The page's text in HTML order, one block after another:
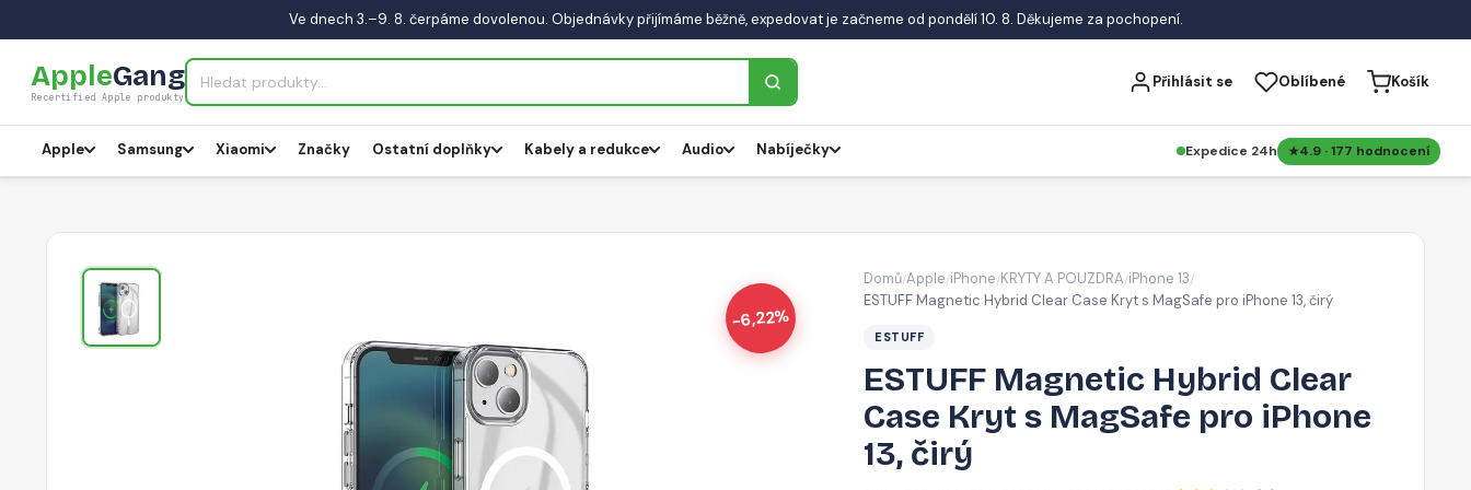
Ve dnech 3.–9. 8. čerpáme dovolenou. Objednávky přijímáme běžně, expedovat je začneme od pondělí 10. 8. Děkujeme za pochopení.
AppleGang
Recertified Apple produkty
Přihlásit se Oblíbené Košík
Apple Samsung Xiaomi Značky Ostatní doplňky Kabely a redukce Audio Nabíječky Expedice 24h 4.9 · 177 hodnocení
-6,22%
Domů/Apple/iPhone/KRYTY A POUZDRA/iPhone 13/
ESTUFF Magnetic Hybrid Clear Case Kryt s MagSafe pro iPhone 13, čirý
ESTUFF
ESTUFF Magnetic Hybrid Clear
Case Kryt s MagSafe pro iPhone
13, čirý